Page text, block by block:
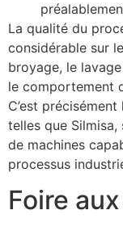
La qualité du
considérable sur
broyage, le
le comportement
C’est
telles que
de machines
processus
Foire